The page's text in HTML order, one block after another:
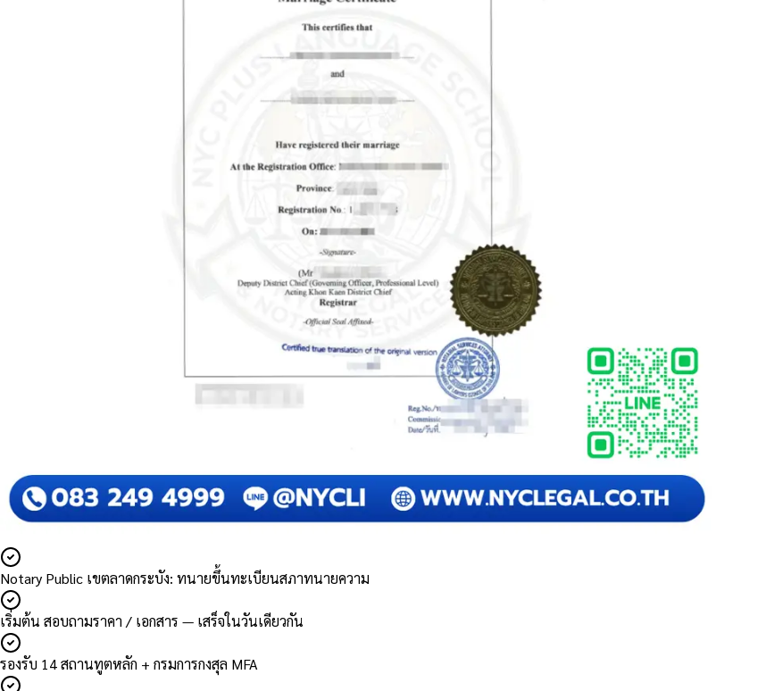
Notary Public เขตลาดกระบัง: ทนายขึ้นทะเบียนสภาทนายความ
เริ่มต้น สอบถามราคา / เอกสาร — เสร็จในวันเดียวกัน
รองรับ 14 สถานทูตหลัก + กรมการกงสุล MFA